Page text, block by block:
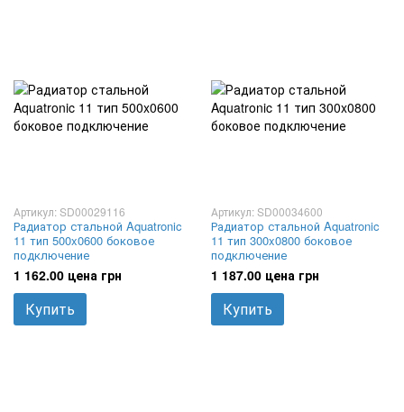
Артикул: SD00029116
Радиатор стальной Aquatronic
11 тип 500x0600 боковое
подключение
1 162.00 цена грн
Купить
Артикул: SD00034600
Радиатор стальной Aquatronic
11 тип 300x0800 боковое
подключение
1 187.00 цена грн
Купить